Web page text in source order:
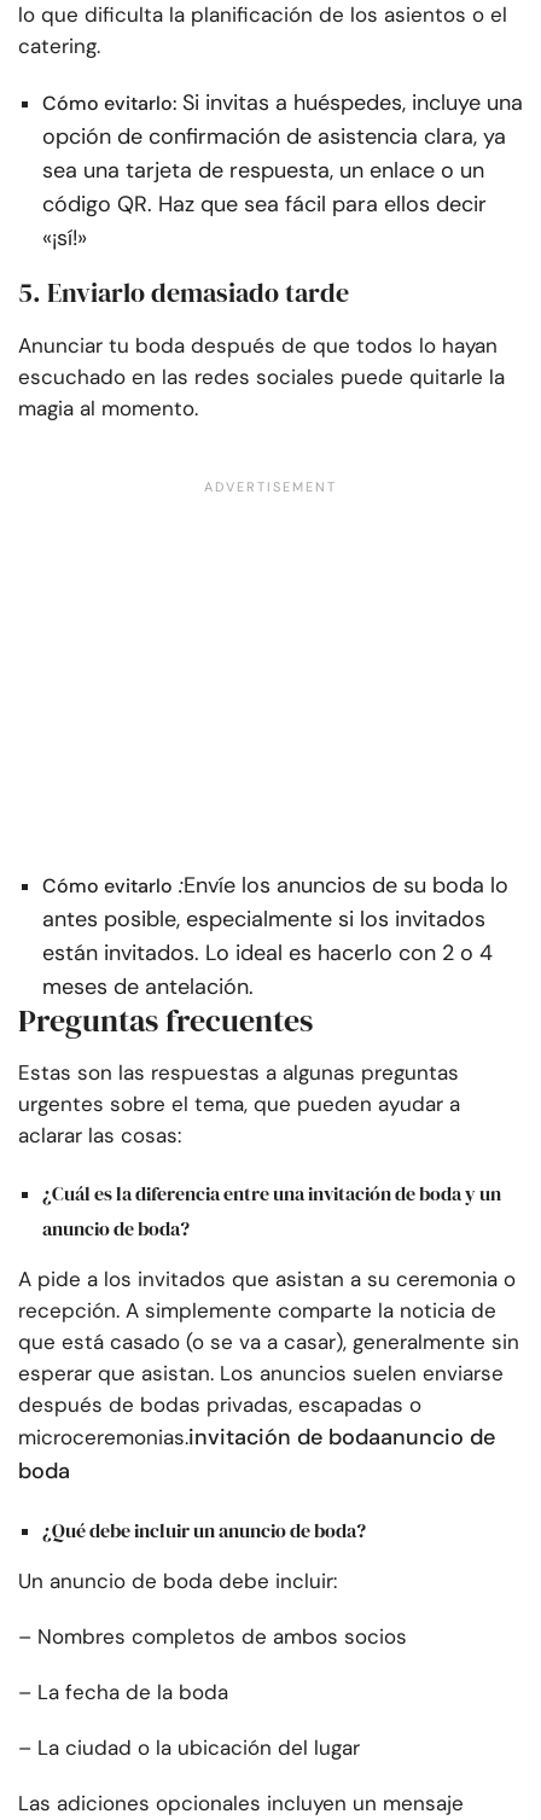
lo que dificulta la planificación de los asientos o el
catering.
Cómo evitarlo: Si invitas a huéspedes, incluye una
opción de confirmación de asistencia clara, ya
sea una tarjeta de respuesta, un enlace o un
código QR. Haz que sea fácil para ellos decir
«¡sí!»
5. Enviarlo demasiado tarde
Anunciar tu boda después de que todos lo hayan
escuchado en las redes sociales puede quitarle la
magia al momento.
Cómo evitarlo :Envíe los anuncios de su boda lo
antes posible, especialmente si los invitados
están invitados. Lo ideal es hacerlo con 2 o 4
meses de antelación.
Preguntas frecuentes
Estas son las respuestas a algunas preguntas
urgentes sobre el tema, que pueden ayudar a
aclarar las cosas:
¿Cuál es la diferencia entre una invitación de boda y un
anuncio de boda?
A pide a los invitados que asistan a su ceremonia o
recepción. A simplemente comparte la noticia de
que está casado (o se va a casar), generalmente sin
esperar que asistan. Los anuncios suelen enviarse
después de bodas privadas, escapadas o
microceremonias.invitación de bodaanuncio de
boda
¿Qué debe incluir un anuncio de boda?
Un anuncio de boda debe incluir:
– Nombres completos de ambos socios
– La fecha de la boda
– La ciudad o la ubicación del lugar
Las adiciones opcionales incluyen un mensaje